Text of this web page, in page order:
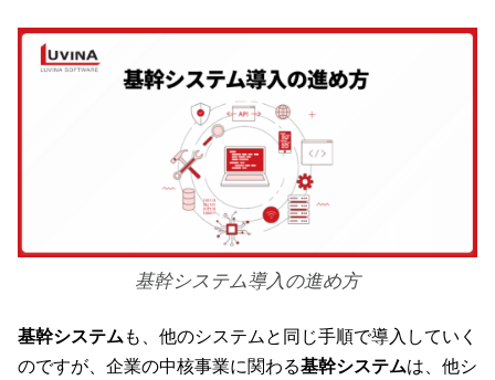
基幹システム導入の進め方
基幹システムも、他のシステムと同じ手順で導入していく
のですが、企業の中核事業に関わる基幹システムは、他シ